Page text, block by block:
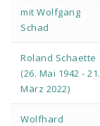
mit Wolfgang
Schad
Roland Schaette
(26. Mai 1942 - 21.
März 2022)
Wolfhard